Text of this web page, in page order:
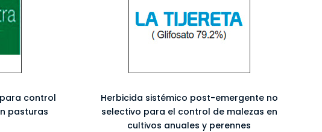
control
pasturas
Herbicida sistémico post-emergente no
selectivo para el control de malezas en
cultivos anuales y perennes